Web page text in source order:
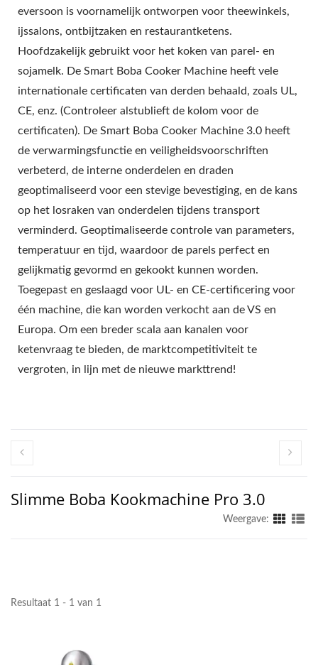
eversoon is voornamelijk ontworpen voor theewinkels,
ijssalons, ontbijtzaken en restaurantketens.
Hoofdzakelijk gebruikt voor het koken van parel- en
sojamelk. De Smart Boba Cooker Machine heeft vele
internationale certificaten van derden behaald, zoals UL,
CE, enz. (Controleer alstublieft de kolom voor de
certificaten). De Smart Boba Cooker Machine 3.0 heeft
de verwarmingsfunctie en veiligheidsvoorschriften
verbeterd, de interne onderdelen en draden
geoptimaliseerd voor een stevige bevestiging, en de kans
op het losraken van onderdelen tijdens transport
verminderd. Geoptimaliseerde controle van parameters,
temperatuur en tijd, waardoor de parels perfect en
gelijkmatig gevormd en gekookt kunnen worden.
Toegepast en geslaagd voor UL- en CE-certificering voor
één machine, die kan worden verkocht aan de VS en
Europa. Om een breder scala aan kanalen voor
ketenvraag te bieden, de marktcompetitiviteit te
vergroten, in lijn met de nieuwe markttrend!
Slimme Boba Kookmachine Pro 3.0
Weergave:
Resultaat 1 - 1 van 1